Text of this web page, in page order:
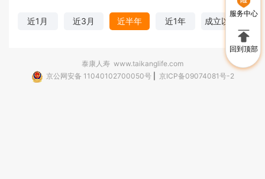
服务中心
回到顶部
近1月 近3月 近半年 近1年 成立以来
泰康人寿 www.taikanglife.com
京公网安备 11040102700050号| 京ICP备09074081号-2